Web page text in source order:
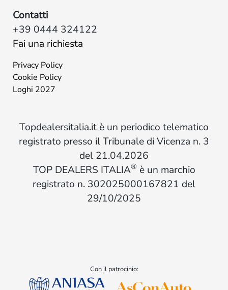
Contatti
+39 0444 324122
Fai una richiesta
Privacy Policy
Cookie Policy
Loghi 2027
Topdealersitalia.it è un periodico telematico
registrato presso il Tribunale di Vicenza n. 3
del 21.04.2026
TOP DEALERS ITALIA® è un marchio
registrato n. 302025000167821 del
29/10/2025
Con il patrocinio: